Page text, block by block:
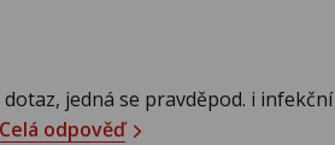
jedná se pravděpod. i infekční
Celá odpověď